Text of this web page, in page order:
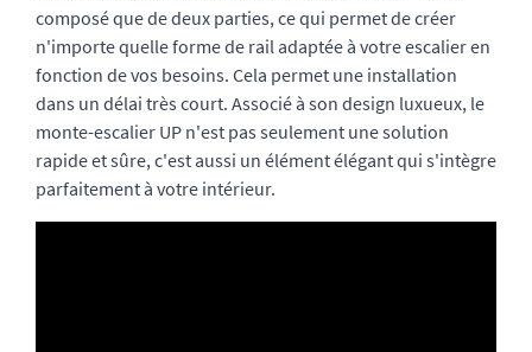
composé que de deux parties, ce qui permet de créer
n'importe quelle forme de rail adaptée à votre escalier en
fonction de vos besoins. Cela permet une installation
dans un délai très court. Associé à son design luxueux, le
monte-escalier UP n'est pas seulement une solution
rapide et sûre, c'est aussi un élément élégant qui s'intègre
parfaitement à votre intérieur.